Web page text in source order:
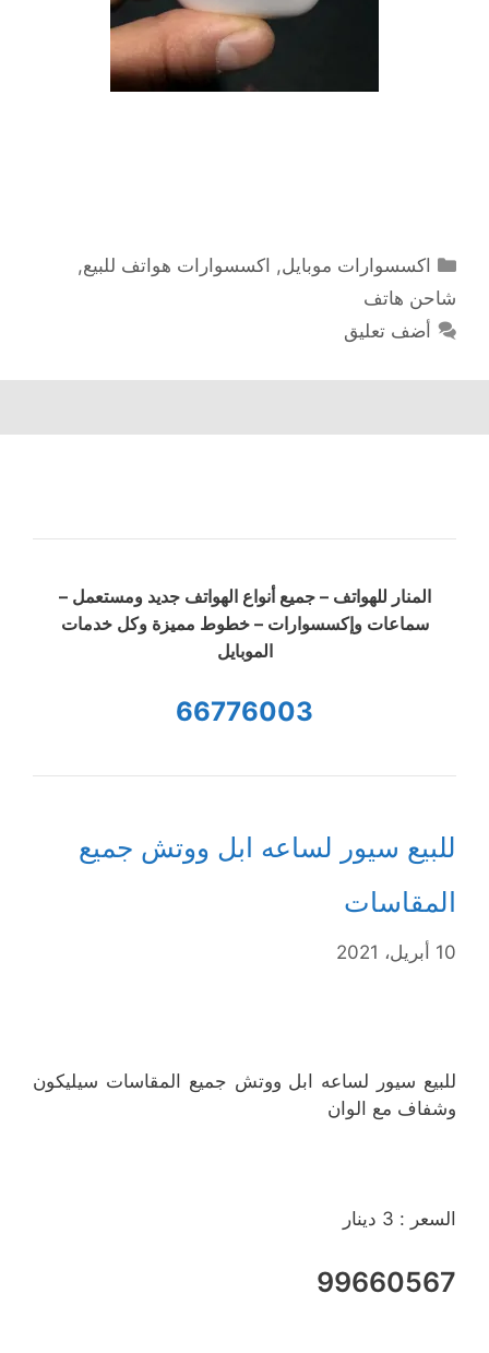
التصنيفات
اكسسوارات موبايل, اكسسوارات هواتف للبيع,
شاحن هاتف
أضف تعليق
المنار للهواتف – جميع أنواع الهواتف جديد ومستعمل –
سماعات وإكسسوارات – خطوط مميزة وكل خدمات
الموبايل
66776003
للبيع سيور لساعه ابل ووتش جميع
المقاسات
10 أبريل، 2021
للبيع سيور لساعه ابل ووتش جميع المقاسات سيليكون
وشفاف مع الوان
السعر : 3 دينار
99660567